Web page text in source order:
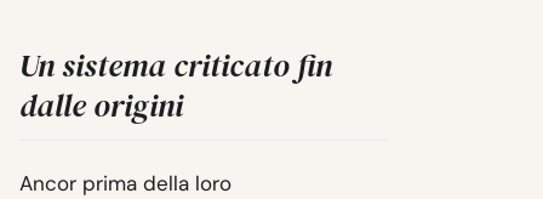
Un sistema criticato fin
dalle origini
Ancor prima della loro